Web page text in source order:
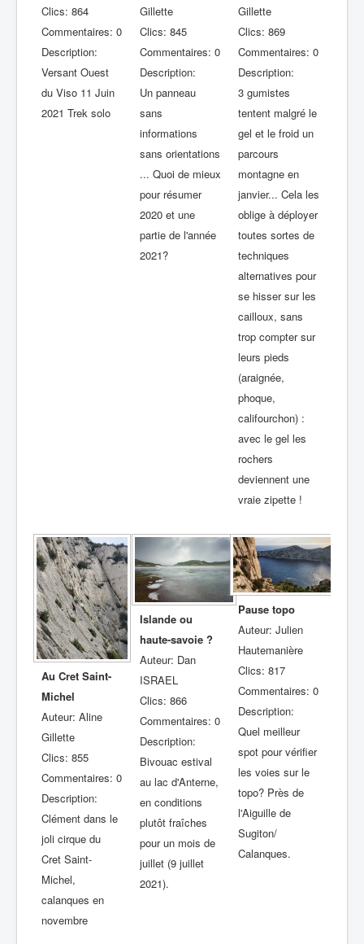
Clics: 864
Commentaires: 0
Description:
Versant Ouest
du Viso 11 Juin
2021 Trek solo
Gillette
Clics: 845
Commentaires: 0
Description:
Un panneau
sans
informations
sans orientations
... Quoi de mieux
pour résumer
2020 et une
partie de l'année
2021?
Gillette
Clics: 869
Commentaires: 0
Description:
3 gumistes
tentent malgré le
gel et le froid un
parcours
montagne en
janvier... Cela les
oblige à déployer
toutes sortes de
techniques
alternatives pour
se hisser sur les
cailloux, sans
trop compter sur
leurs pieds
(araignée,
phoque,
califourchon) :
avec le gel les
rochers
deviennent une
vraie zipette !
Au Cret Saint-
Michel
Auteur: Aline
Gillette
Clics: 855
Commentaires: 0
Description:
Clément dans le
joli cirque du
Cret Saint-
Michel,
calanques en
novembre
Islande ou
haute-savoie ?
Auteur: Dan
ISRAEL
Clics: 866
Commentaires: 0
Description:
Bivouac estival
au lac d'Anterne,
en conditions
plutôt fraîches
pour un mois de
juillet (9 juillet
2021).
Pause topo
Auteur: Julien
Hautemanière
Clics: 817
Commentaires: 0
Description:
Quel meilleur
spot pour vérifier
les voies sur le
topo? Près de
l'Aiguille de
Sugiton/
Calanques.